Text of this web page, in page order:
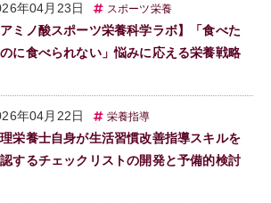
年04月23日 スポーツ栄養
アミノ酸スポーツ栄養科学ラボ】「食べた
に食べられない」悩みに応える栄養戦略
年04月22日 栄養指導
栄養士自身が生活習慣改善指導スキルを
するチェックリストの開発と予備的検討